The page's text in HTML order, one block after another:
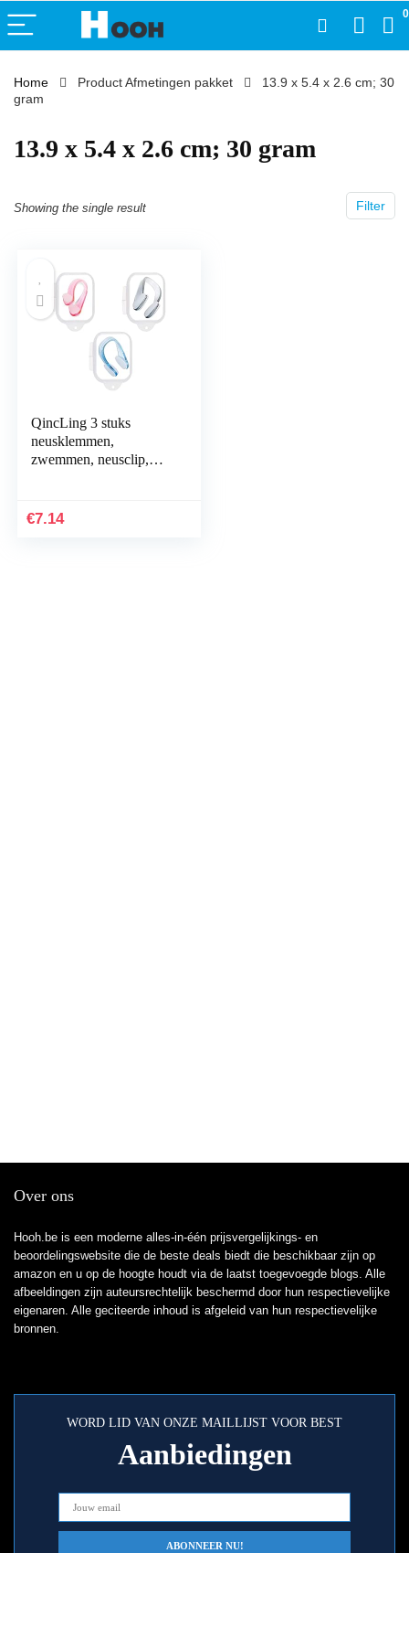
0
Home Product Afmetingen pakket
‎13.9 x 5.4 x 2.6 cm; 30
gram
‎13.9 x 5.4 x 2.6 cm; 30 gram
Filter
Showing the single result
QincLing 3 stuks
neusklemmen,
zwemmen, neusclip,
neusbescherming,
€7.14
Over ons
Hooh.be is een moderne alles-in-één prijsvergelijkings- en
beoordelingswebsite die de beste deals biedt die beschikbaar zijn op
amazon en u op de hoogte houdt via de laatst toegevoegde blogs. Alle
afbeeldingen zijn auteursrechtelijk beschermd door hun respectievelijke
eigenaren. Alle geciteerde inhoud is afgeleid van hun respectievelijke
bronnen.
WORD LID VAN ONZE MAILLIJST VOOR BEST
Aanbiedingen